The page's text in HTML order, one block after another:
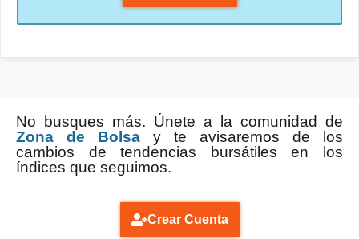
No busques más. Únete a la comunidad de
Zona de Bolsa y te avisaremos de los
cambios de tendencias bursátiles en los
índices que seguimos.
Crear Cuenta